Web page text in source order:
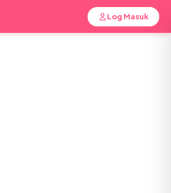
Log Masuk